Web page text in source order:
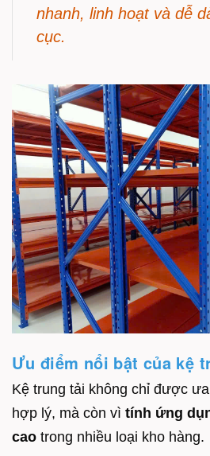
nhanh, linh hoạt và dễ
cục.
Ưu điểm nổi bật của kệ
Kệ trung tải không chỉ được
hợp lý, mà còn vì tính ứng
cao trong nhiều loại kho hàng.